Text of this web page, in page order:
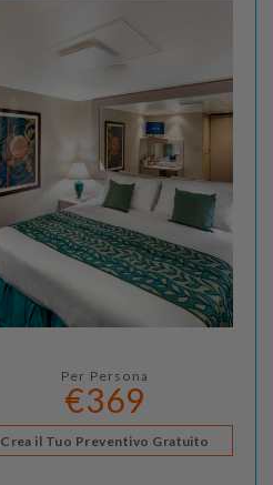
Per Persona
€369
Crea il Tuo Preventivo Gratuito